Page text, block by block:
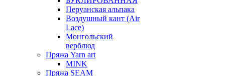
Перуанская альпака
Воздушный кант (Air
Lace)
Монгольский
верблюд
Пряжа Yarn art
MINK
Пряжа SEAM